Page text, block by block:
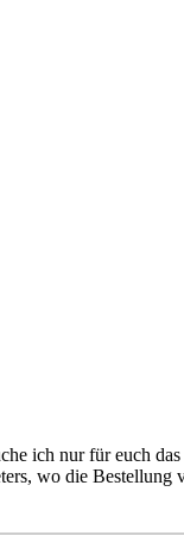
ich nur für euch
wo die Bestellung